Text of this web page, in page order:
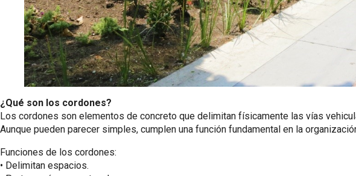
¿Qué son los cordones?
Los cordones son elementos de concreto que delimitan físicamente las vías
Aunque pueden parecer simples, cumplen una función fundamental en la
Funciones de los cordones:
•⁠ ⁠Delimitan espacios.